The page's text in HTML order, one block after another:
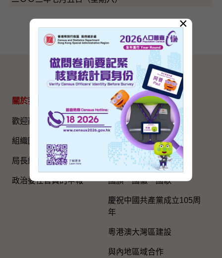
網站地圖
關於我們
歡迎辭
組織圖​
局長網誌
政治委任官員的申報
專題資料
國家五年規劃
國家憲法日
《基本法》
國旗、國徽、國歌
慶祝中國共產黨成立105周
年
粵港澳大灣區建設
與內地區域合作
×